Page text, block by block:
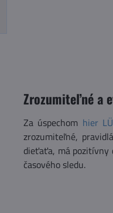
Zrozumiteľné a
Za úspechom hier
zrozumiteľné,
dieťaťa, má pozitívny
časového sledu.